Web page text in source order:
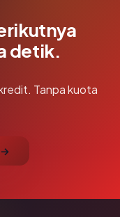
detik.
Tanpa kuota
→